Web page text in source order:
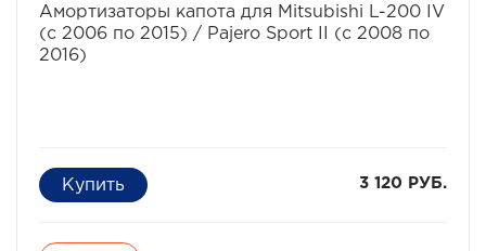
обеспечивает надежность и безупречный внешний
вид, отсутствие коррозии на весь срок эксплуатации
автомобиля.
Амортизаторы капота для Mitsubishi L-200 IV
(с 2006 по 2015) / Pajero Sport II (с 2008 по
2016)
3 120 РУБ.